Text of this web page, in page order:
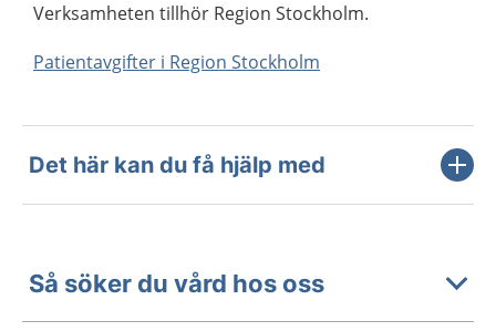
Verksamheten tillhör Region Stockholm.
Patientavgifter i Region Stockholm
Det här kan du få hjälp med
Så söker du vård hos oss